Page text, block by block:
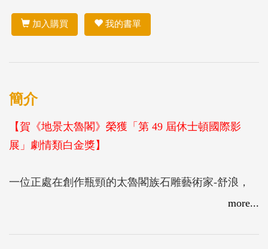
加入購買 我的書單
簡介
【賀《地景太魯閣》榮獲「第 49 屆休士頓國際影
展」劇情類白金獎】
一位正處在創作瓶頸的太魯閣族石雕藝術家-舒浪，
巧遇一位上課遲到的地質研究女孩-小敏。小敏沿路
享讓舒浪對自己生長的土地多了另一層的認識，也回
more...